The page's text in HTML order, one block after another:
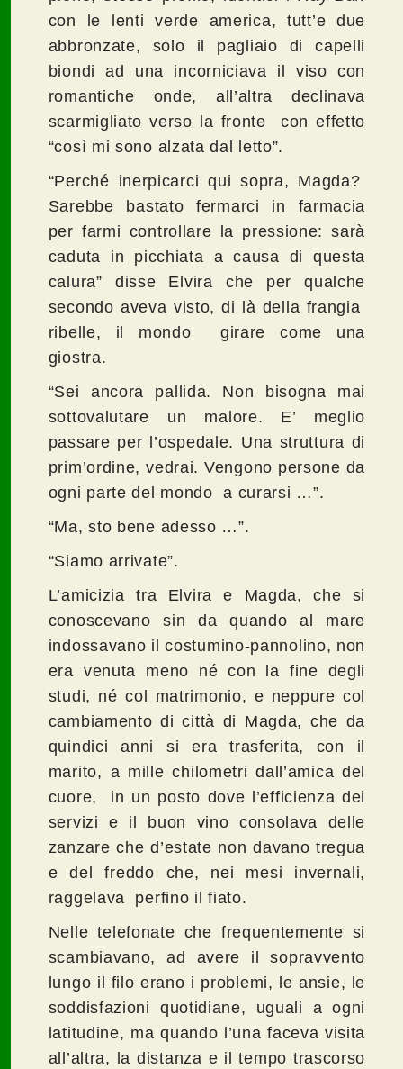
con le lenti verde america, tutt’e due
abbronzate, solo il pagliaio di capelli
biondi ad una incorniciava il viso con
romantiche onde, all’altra declinava
scarmigliato verso la fronte con effetto
“così mi sono alzata dal letto”.
“Perché inerpicarci qui sopra, Magda?
Sarebbe bastato fermarci in farmacia
per farmi controllare la pressione: sarà
caduta in picchiata a causa di questa
calura” disse Elvira che per qualche
secondo aveva visto, di là della frangia
ribelle, il mondo girare come una
giostra.
“Sei ancora pallida. Non bisogna mai
sottovalutare un malore. E’ meglio
passare per l’ospedale. Una struttura di
prim’ordine, vedrai. Vengono persone da
ogni parte del mondo a curarsi …”.
“Ma, sto bene adesso …”.
“Siamo arrivate”.
L’amicizia tra Elvira e Magda, che si
conoscevano sin da quando al mare
indossavano il costumino-pannolino, non
era venuta meno né con la fine degli
studi, né col matrimonio, e neppure col
cambiamento di città di Magda, che da
quindici anni si era trasferita, con il
marito, a mille chilometri dall’amica del
cuore, in un posto dove l’efficienza dei
servizi e il buon vino consolava delle
zanzare che d’estate non davano tregua
e del freddo che, nei mesi invernali,
raggelava perfino il fiato.
Nelle telefonate che frequentemente si
scambiavano, ad avere il sopravvento
lungo il filo erano i problemi, le ansie, le
soddisfazioni quotidiane, uguali a ogni
latitudine, ma quando l’una faceva visita
all’altra, la distanza e il tempo trascorso